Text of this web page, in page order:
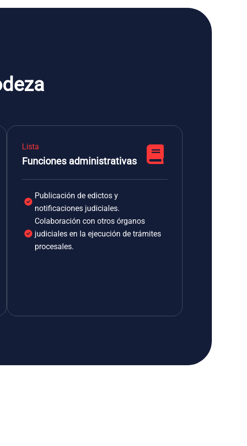
Lista
Funciones administrativas
Publicación de edictos y
notificaciones judiciales.
Colaboración con otros órganos
judiciales en la ejecución de trámites
procesales.